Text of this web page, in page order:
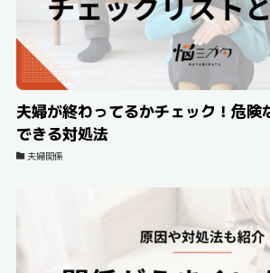
夫婦が終わってるかチェック！危険
できる対処法
夫婦関係